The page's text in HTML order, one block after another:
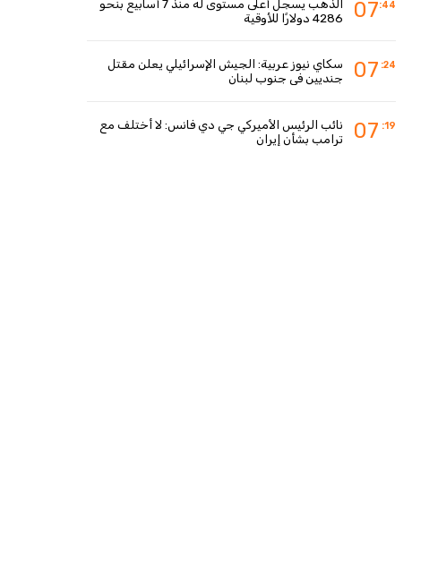
07:44
الذهب يسجل أعلى مستوى له منذ 7 أسابيع بنحو
4286 دولارًا للأوقية
07 :24
سكاي نيوز عربية: الجيش الإسرائيلي يعلن مقتل
جنديين في جنوب لبنان
07 :19
نائب الرئيس الأميركي جي دي فانس: لا أختلف مع
ترامب بشأن إيران